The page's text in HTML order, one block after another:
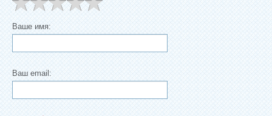
Ваше имя:
Ваш email: